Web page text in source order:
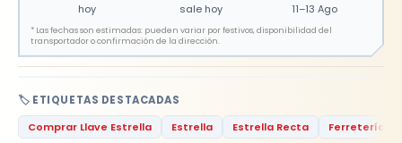
🏷️ ETIQUETAS DESTACADAS
Comprar Llave Estrella
Estrella Estrella Recta Ferretería
hoy sale hoy 11–13 Ago
* Las fechas son estimadas: pueden variar por festivos, disponibilidad del
transportador o confirmación de la dirección.